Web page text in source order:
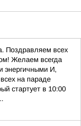
Поздравляем всех
Желаем всегда
энергичными И,
на параде
стартует в 10:00